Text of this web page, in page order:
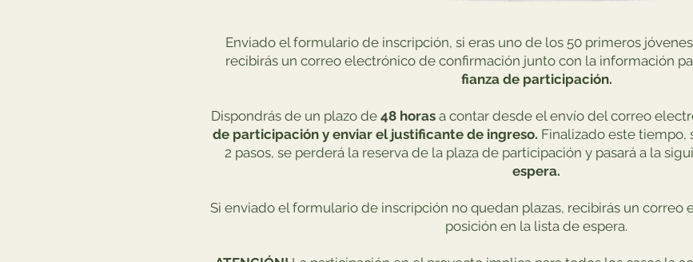
Enviado el formulario de inscripción, si eras uno de los 50 primeros
recibirás un correo electrónico de confirmación junto con la información
fianza de participación.
Dispondrás de un plazo de48 horasa contar desde el envío del correo
de participación y enviar el justificante de ingreso. Finalizado este tiempo,
2 pasos, se perderá la reserva de la plaza de participación y pasará a la
espera.
Si enviado el formulario de inscripción no quedan plazas, recibirás un
posición en la lista de espera.